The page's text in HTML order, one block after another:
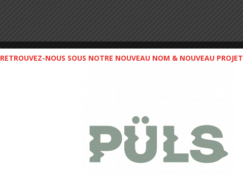
RETROUVEZ-NOUS SOUS NOTRE NOUVEAU NOM & NOUVEAU PROJET